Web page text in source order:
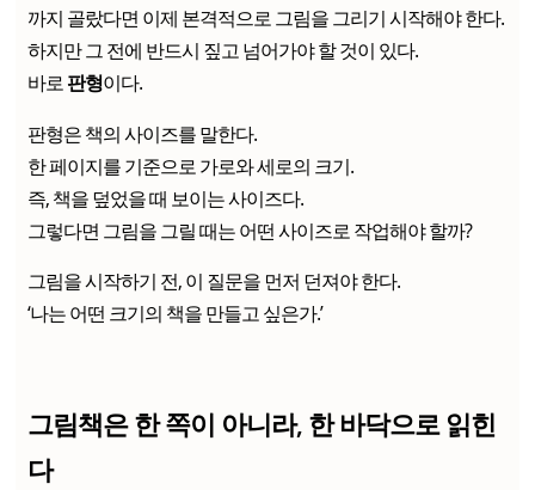
까지 골랐다면 이제 본격적으로 그림을 그리기 시작해야 한다.
하지만 그 전에 반드시 짚고 넘어가야 할 것이 있다.
바로판형이다.
판형은 책의 사이즈를 말한다.
한 페이지를 기준으로 가로와 세로의 크기.
즉, 책을 덮었을 때 보이는 사이즈다.
그렇다면 그림을 그릴 때는 어떤 사이즈로 작업해야 할까?
그림을 시작하기 전, 이 질문을 먼저 던져야 한다.
‘나는 어떤 크기의 책을 만들고 싶은가.’
그림책은 한 쪽이 아니라, 한 바닥으로 읽힌
다